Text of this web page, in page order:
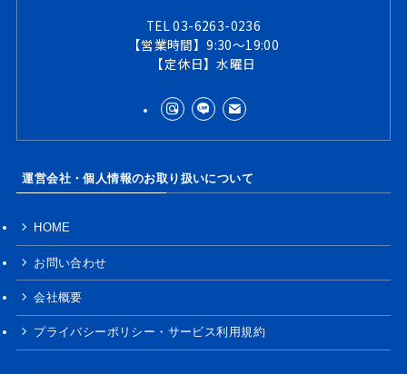
TEL 03-6263-0236
【営業時間】9:30～19:00
【定休日】水曜日
運営会社・個人情報のお取り扱いについて
HOME
お問い合わせ
会社概要
プライバシーポリシー・サービス利用規約